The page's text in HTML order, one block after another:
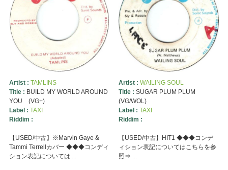
Artist : TAMLINS
Title : BUILD MY WORLD AROUND
YOU (VG+)
Label : TAXI
Riddim :
【USED/中古】※Marvin Gaye &
Tammi Terrellカバー ◆◆◆コンディ
ション表記については ...
Artist : WAILING SOUL
Title : SUGAR PLUM PLUM
(VG/WOL)
Label : TAXI
Riddim :
【USED/中古】HIT1 ◆◆◆コンデ
ィション表記についてはこちらを参
照⇒ ...